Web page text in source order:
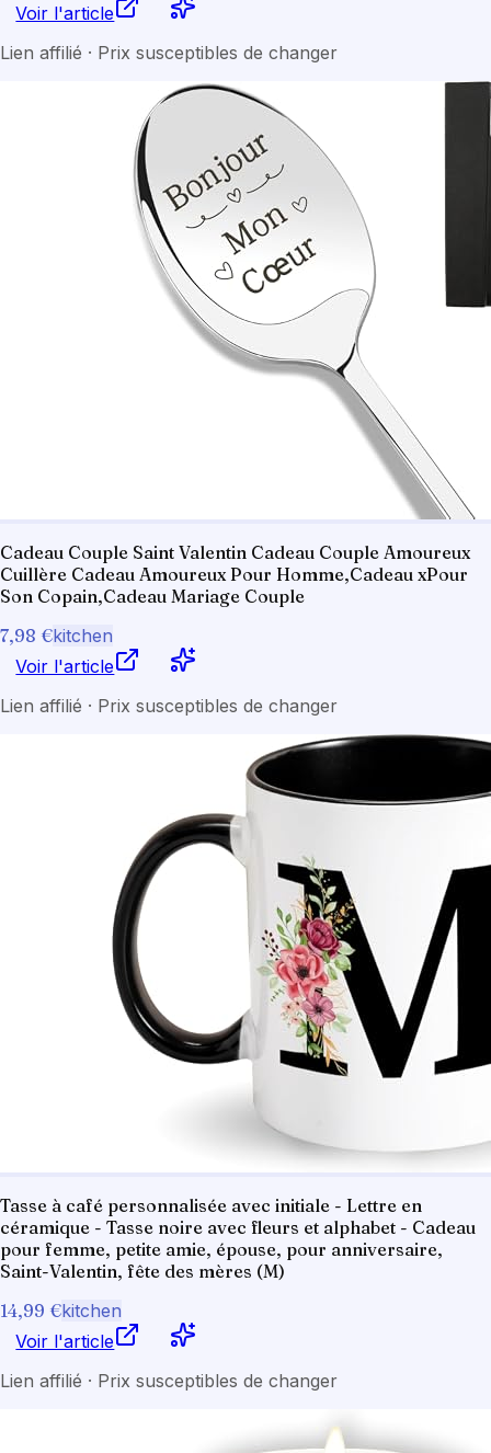
Voir l'article
Lien affilié · Prix susceptibles de changer
Cadeau Couple Saint Valentin Cadeau Couple Amoureux
Cuillère Cadeau Amoureux Pour Homme,Cadeau xPour
Son Copain,Cadeau Mariage Couple
7,98 €kitchen
Voir l'article
Lien affilié · Prix susceptibles de changer
Tasse à café personnalisée avec initiale - Lettre en
céramique - Tasse noire avec fleurs et alphabet - Cadeau
pour femme, petite amie, épouse, pour anniversaire,
Saint-Valentin, fête des mères (M)
14,99 €kitchen
Voir l'article
Lien affilié · Prix susceptibles de changer